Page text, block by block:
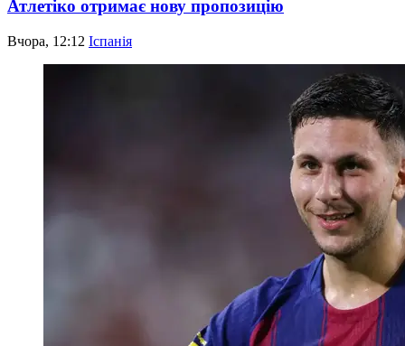
Атлетіко отримає нову пропозицію
Вчора, 12:12 Іспанія